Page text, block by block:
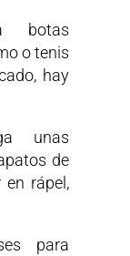
botas
o tenis
hay
unas
de
rápel,
para